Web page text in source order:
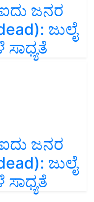
ಐದು ಜನರ
ಜುಲೈ
ಐದು ಜನರ
ಜುಲೈ